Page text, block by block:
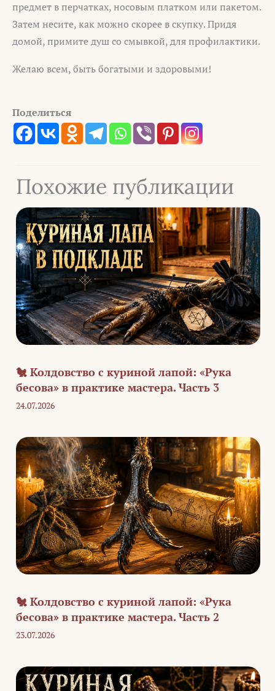
предмет в перчатках, носовым платком или пакетом.
Затем несите, как можно скорее в скупку. Придя
домой, примите душ со смывкой, для профилактики.
Желаю всем, быть богатыми и здоровыми!
Поделиться
Похожие публикации
🐔 Колдовство с куриной лапой: «Рука
бесова» в практике мастера. Часть 3
24.07.2026
🐔 Колдовство с куриной лапой: «Рука
бесова» в практике мастера. Часть 2
23.07.2026